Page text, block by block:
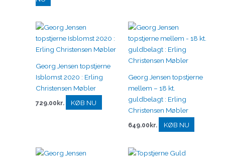
Georg Jensen topstjerne
Isblomst 2020 : Erling
Christensen Møbler
729.00kr. KØB NU
Georg Jensen topstjerne
mellem – 18 kt.
guldbelagt : Erling
Christensen Møbler
649.00kr. KØB NU